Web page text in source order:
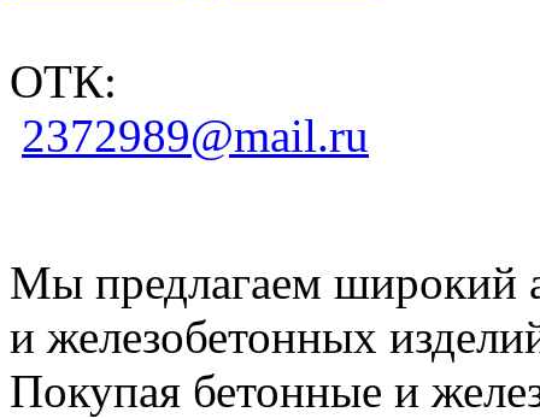
ОТК:
2372989@mail.ru
Мы предлагаем широкий
и железобетонных
Покупая бетонные и